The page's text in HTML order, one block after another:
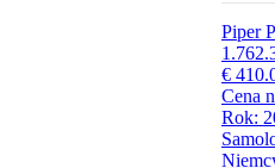
Piper
€
Cena
Rok: